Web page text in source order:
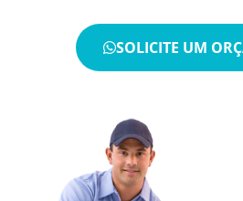
SOLICITE UM